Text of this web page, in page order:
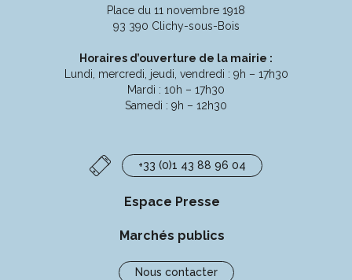
compte
Facebook
compte
Instagram
compte
Linkedin
chaîne
Youtube
Place du 11 novembre 1918
93 390 Clichy-sous-Bois
Horaires d’ouverture de la mairie :
Lundi, mercredi, jeudi, vendredi : 9h – 17h30
Mardi : 10h – 17h30
Samedi : 9h – 12h30
+33 (0)1 43 88 96 04
Espace Presse
Marchés publics
Nous contacter